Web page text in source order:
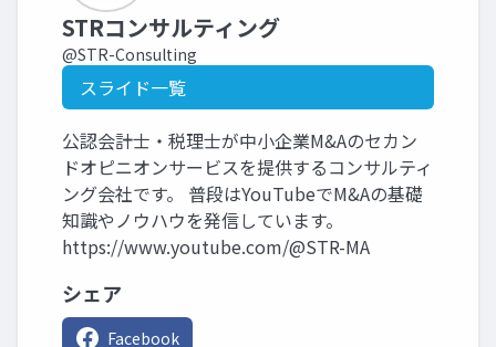
STRコンサルティング
@STR-Consulting
スライド一覧
公認会計士・税理士が中小企業M&Aのセカン
ドオピニオンサービスを提供するコンサルティ
ング会社です。 普段はYouTubeでM&Aの基礎
知識やノウハウを発信しています。
https://www.youtube.com/@STR-MA
シェア
Facebook